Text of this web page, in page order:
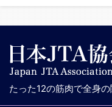
たった12の筋肉で全身